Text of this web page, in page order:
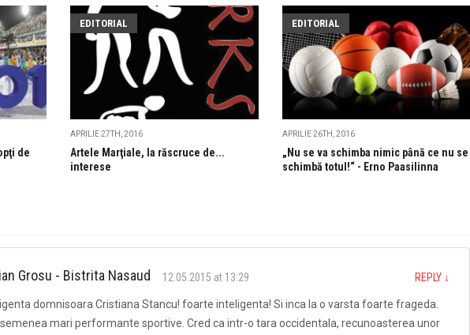
de
EDITORIAL
APRILIE 27TH, 2016
Artele Marţiale, la răscruce de...
interese
EDITORIAL
APRILIE 26TH, 2016
„Nu se va schimba nimic până ce nu se
schimbă totul!“ - Erno Paasilinna
Grosu - Bistrita Nasaud 12.05.2015 at 13:29 REPLY ↓
domnisoara Cristiana Stancu! foarte inteligenta! Si inca la o varsta foarte frageda.
mari performante sportive. Cred ca intr-o tara occidentala, recunoasterea unor